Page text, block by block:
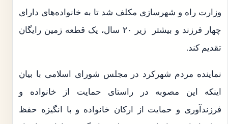
وزارت راه و شهرسازی مکلف شد تا به خانواده‌های دارای
چهار فرزند و بیشتر زیر ۲۰ سال، یک قطعه زمین رایگان
تقدیم کند.
نماینده مردم شهرکرد در مجلس شورای اسلامی با بیان
اینکه این مصوبه در راستای حمایت از خانواده‌ و
فرزندآوری و حمایت از ارکان خانواده و با انگیزه حفظ